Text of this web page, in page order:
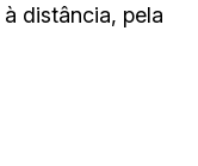
distância, pela